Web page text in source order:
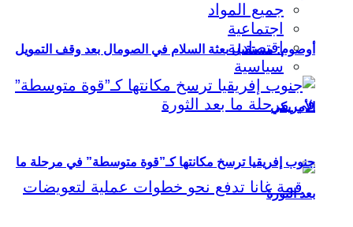
أوصوم: مستقبل بعثة السلام في الصومال بعد وقف التمويل
الأمريكي
جميع المواد
اجتماعية
اقتصادية
سياسية
جنوب إفريقيا ترسخ مكانتها كـ”قوة متوسطة” في مرحلة ما
بعد الثورة